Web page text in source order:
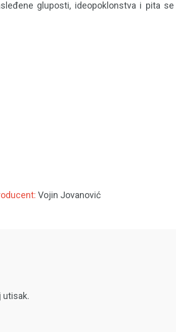
gluposti, ideopoklonstva i pita
Vojin Jovanović
utisak.